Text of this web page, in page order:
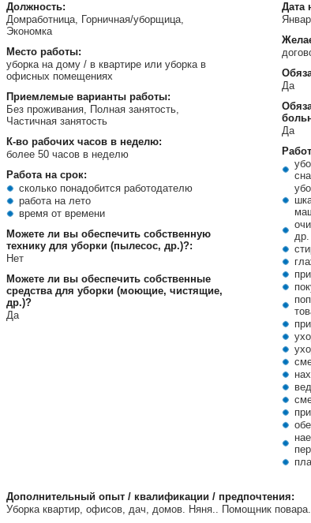
Должность:
Домработница, Горничная/уборщица,
Экономка
Место работы:
уборка на дому / в квартире или уборка в
офисных помещениях
Приемлемые варианты работы:
Без проживания, Полная занятость,
Частичная занятость
К-во рабочих часов в неделю:
более 50 часов в неделю
Работа на срок:
сколько понадобится работодателю
работа на лето
время от времени
Можете ли вы обеспечить собственную
технику для уборки (пылесос, др.)?:
Нет
Можете ли вы обеспечить собственные
средства для уборки (моющие, чистящие,
др.)?
Да
Дата
Да
Да
др.
Дополнительный опыт / квалификации / предпочтения:
Уборка квартир, офисов, дач, домов. Няня.. Помощник